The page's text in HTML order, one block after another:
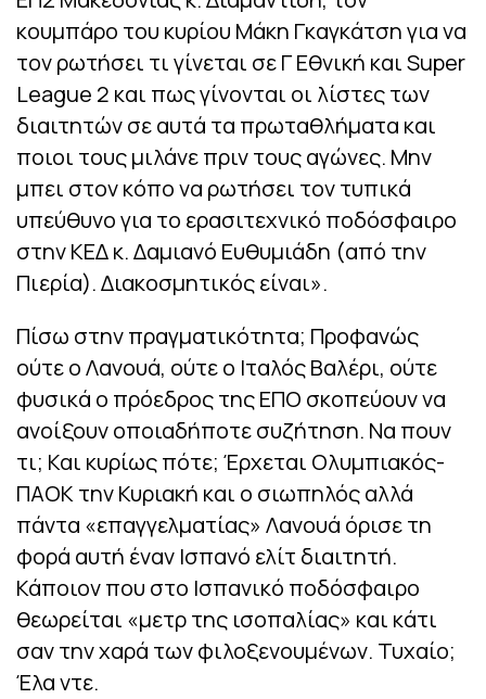
κουμπάρο του κυρίου Μάκη Γκαγκάτση για να
τον ρωτήσει τι γίνεται σε Γ Εθνική και Super
League 2 και πως γίνονται οι λίστες των
διαιτητών σε αυτά τα πρωταθλήματα και
ποιοι τους μιλάνε πριν τους αγώνες. Μην
μπει στον κόπο να ρωτήσει τον τυπικά
υπεύθυνο για το ερασιτεχνικό ποδόσφαιρο
στην ΚΕΔ κ. Δαμιανό Ευθυμιάδη (από την
Πιερία). Διακοσμητικός είναι».
Πίσω στην πραγματικότητα; Προφανώς
ούτε ο Λανουά, ούτε ο Ιταλός Βαλέρι, ούτε
φυσικά ο πρόεδρος της ΕΠΟ σκοπεύουν να
ανοίξουν οποιαδήποτε συζήτηση. Να πουν
τι; Και κυρίως πότε; Έρχεται Ολυμπιακός-
ΠΑΟΚ την Κυριακή και ο σιωπηλός αλλά
πάντα «επαγγελματίας» Λανουά όρισε τη
φορά αυτή έναν Ισπανό ελίτ διαιτητή.
Κάποιον που στο Ισπανικό ποδόσφαιρο
θεωρείται «μετρ της ισοπαλίας» και κάτι
σαν την χαρά των φιλοξενουμένων. Τυχαίο;
Έλα ντε.